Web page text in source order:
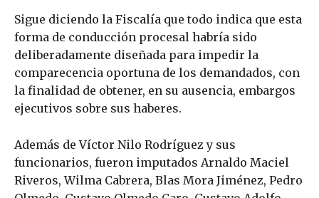
Sigue diciendo la Fiscalía que todo indica que esta
forma de conducción procesal habría sido
deliberadamente diseñada para impedir la
comparecencia oportuna de los demandados, con
la finalidad de obtener, en su ausencia, embargos
ejecutivos sobre sus haberes.
Además de Víctor Nilo Rodríguez y sus
funcionarios, fueron imputados Arnaldo Maciel
Riveros, Wilma Cabrera, Blas Mora Jiménez, Pedro